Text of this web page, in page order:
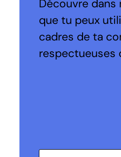
Découvre
que tu peux
cadres de ta
respectueuses